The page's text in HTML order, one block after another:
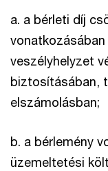
a. a bérleti díj
veszélyhelyzet
biztosításában,
elszámolásban;
b. a bérlemény
üzemeltetési